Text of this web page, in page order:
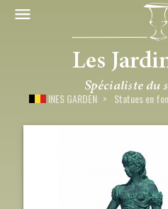
INES GARDEN Statues en